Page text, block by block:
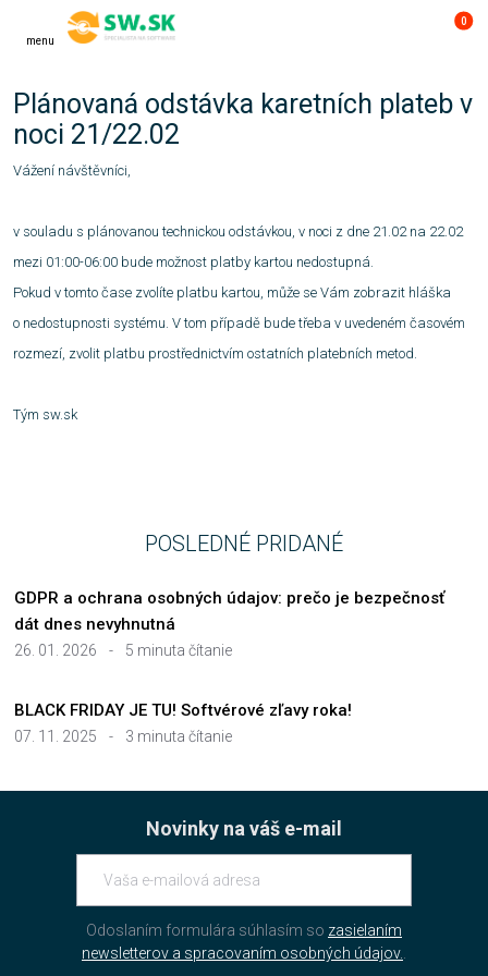
menu
0
Plánovaná odstávka karetních plateb v
noci 21/22.02
Vážení návštěvníci,
v souladu s plánovanou technickou odstávkou, v noci z dne 21.02 na 22.02
mezi 01:00-06:00 bude možnost platby kartou nedostupná.
Pokud v tomto čase zvolíte platbu kartou, může se Vám zobrazit hláška
o nedostupnosti systému. V tom případě bude třeba v uvedeném časovém
rozmezí, zvolit platbu prostřednictvím ostatních platebních metod.
Tým sw.sk
POSLEDNÉ PRIDANÉ
26. 01. 2026 - 5 minuta čítanie
GDPR a ochrana osobných údajov: prečo je bezpečnosť
dát dnes nevyhnutná
07. 11. 2025 - 3 minuta čítanie
BLACK FRIDAY JE TU! Softvérové zľavy roka!
Novinky na váš e-mail
Odoslaním formulára súhlasím so zasielaním
newsletterov a spracovaním osobných údajov.